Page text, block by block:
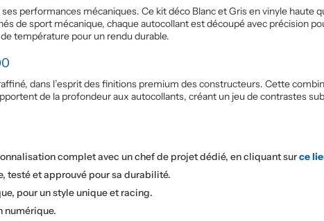
performances mécaniques. Ce kit déco Blanc et Gris en vinyle
de sport mécanique, chaque autocollant est découpé avec précision
température pour un rendu durable.
dans l’esprit des finitions premium des constructeurs. Cette
de la profondeur aux autocollants, créant un jeu de contrastes
complet avec un chef de projet dédié, en cliquant surce
testé et approuvé pour sa durabilité.
pour un style unique et racing.
numérique.